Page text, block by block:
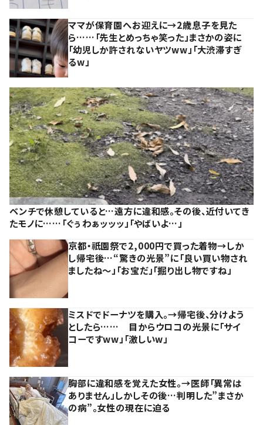
ママが保育園へお迎えに→2歳息子を見た
ら……「先生とめっちゃ笑った」まさかの姿に
「幼児しか許されないヤツww」「大渋滞すぎ
るw」
ベンチで休憩していると…遠方に違和感。その後、近付いてき
たモノに……「ぐぅわぁッッッ」「やばいよ…」
京都・祇園祭で2,000円で買った着物→しか
し帰宅後…“驚きの光景”に「良い買い物され
ましたね～」「お宝だ」「掘り出し物ですね」
ミスドでドーナツを購入。→帰宅後、分けよう
としたら…… 目からウロコの光景に「サイ
コーですww」「激しいw」
胸部に違和感を覚えた女性。→医師「異常は
ありません」しかしその後…判明した”まさか
の病”。女性の現在に迫る